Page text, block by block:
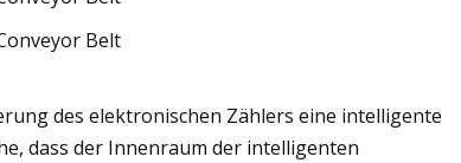
des elektronischen Zählers eine intelligente
dass der Innenraum der intelligenten